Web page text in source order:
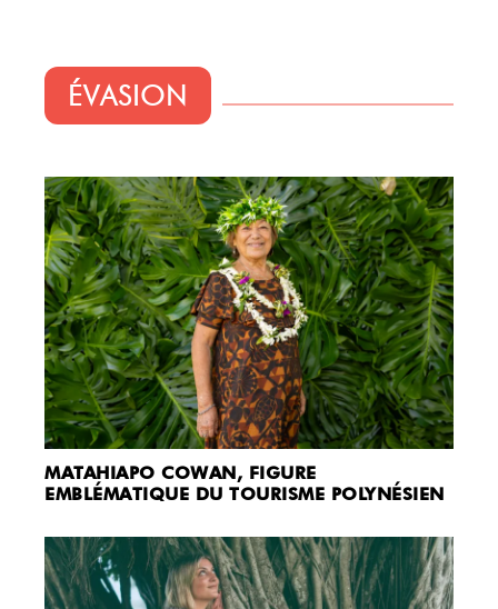
ÉVASION
MATAHIAPO COWAN, FIGURE
EMBLÉMATIQUE DU TOURISME POLYNÉSIEN